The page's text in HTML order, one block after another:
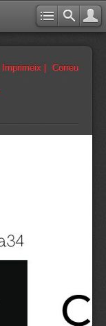
Correu
| Imprimeix |